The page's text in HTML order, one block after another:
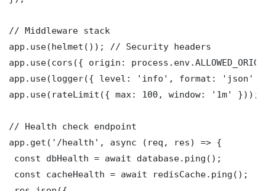
// Middleware stack
app.use(helmet()); // Security headers
app.use(cors({ origin:
app.use(logger({ level: 'info', format: 'json'
app.use(rateLimit({ max: 100, window: '1m' }));
// Health check endpoint
app.get('/health', async (req, res) => {
const dbHealth = await database.ping();
const cacheHealth = await redisCache.ping();